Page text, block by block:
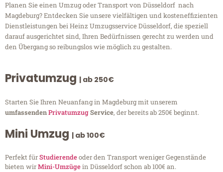
Planen Sie einen Umzug oder Transport von Düsseldorf nach
Magdeburg? Entdecken Sie unsere vielfältigen und kosteneffizienten
Dienstleistungen bei Heinz Umzugsservice Düsseldorf, die speziell
darauf ausgerichtet sind, Ihren Bedürfnissen gerecht zu werden und
den Übergang so reibungslos wie möglich zu gestalten.
Privatumzug | ab 250€
Starten Sie Ihren Neuanfang in Magdeburg mit unserem
umfassendenPrivatumzugService, der bereits ab 250€ beginnt.
Mini Umzug | ab 100€
Perfekt fürStudierendeoder den Transport weniger Gegenstände
bieten wirMini-Umzügein Düsseldorf schon ab 100€ an.